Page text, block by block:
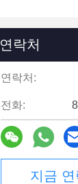
연락처
연락처:
전화:
지금 연